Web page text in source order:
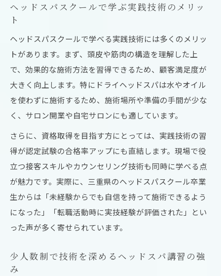
ヘッドスパスクールで学ぶ実践技術のメリッ
ト
ヘッドスパスクールで学べる実践技術には多くのメリッ
トがあります。まず、頭皮や筋肉の構造を理解した上
で、効果的な施術方法を習得できるため、顧客満足度が
大きく向上します。特にドライヘッドスパは水やオイル
を使わずに施術するため、施術場所や準備の手間が少な
く、サロン開業や自宅サロンにも適しています。
さらに、資格取得を目指す方にとっては、実践技術の習
得が認定試験の合格率アップにも直結します。現場で役
立つ接客スキルやカウンセリング技術も同時に学べる点
が魅力です。実際に、三重県のヘッドスパスクール卒業
生からは「未経験からでも自信を持って施術できるよう
になった」「転職活動時に実技経験が評価された」とい
った声が多く寄せられています。
少人数制で技術を深めるヘッドスパ講習の強
み